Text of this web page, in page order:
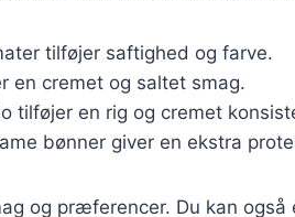
tilføjer saftighed og farve.
en cremet og saltet smag.
tilføjer en rig og cremet
bønner giver en ekstra
og præferencer. Du kan også